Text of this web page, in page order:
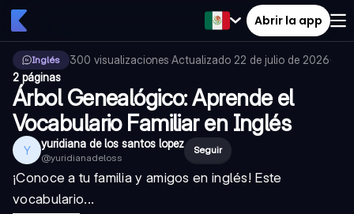
Abrir la app
Inglés 300 visualizaciones·Actualizado 22 de julio de 2026·
2 páginas
Árbol Genealógico: Aprende el
Vocabulario Familiar en Inglés
Y yuridiana de los santos lopez
@yuridianadeloss
Seguir
¡Conoce a tu familia y amigos en inglés! Este
vocabulario...